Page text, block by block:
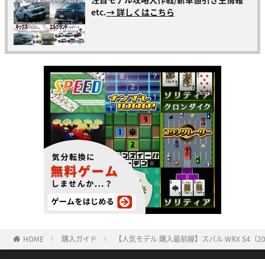
etc.→ 詳しくはこちら
HOME 購入ガイド 【人気モデル 購入最前線】スバル WRX S4（